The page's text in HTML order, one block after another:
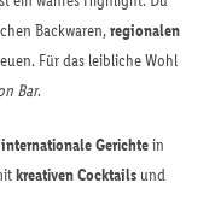
Backwaren,regionalen
Für das leibliche Wohl
Bar.
internationale Gerichtein
kreativen Cocktails und